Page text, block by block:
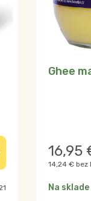
Ghee
16,95
14,24 € bez
Na sklade